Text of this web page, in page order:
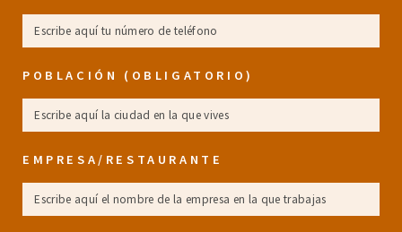
POBLACIÓN (OBLIGATORIO)
EMPRESA/RESTAURANTE